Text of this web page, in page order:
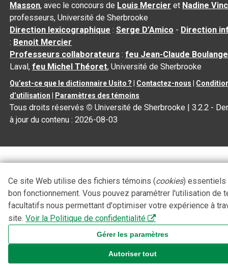
Masson, avec le concours de Louis Mercier et Nadine
professeurs, Université de Sherbrooke
Direction lexicographique :Serge D’Amico - Direction
: Benoit Mercier
Professeurs collaborateurs :feu Jean-Claude
Laval,feu Michel Théoret, Université de Sherbrooke
Qu’est-ce que le dictionnaire Usito ? Contactez-nous
d’utilisation
Paramètres des témoins
Tous droits réservés © Université de Sherbrooke |3.2.2 -
à jour du contenu :2026-08-03
Ce site Web utilise des fichiers témoins (cookies) essentiels
bon fonctionnement. Vous pouvez paramétrer l'utilisation de
facultatifs nous permettant d'optimiser votre expérience à
site. Voir la Politique de confidentialité
Gérer les paramètres
Autoriser tout